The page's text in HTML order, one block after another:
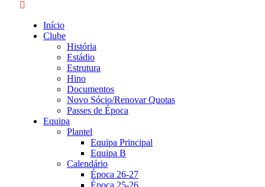
Início
Clube
História
Estádio
Estrutura
Hino
Documentos
Novo Sócio/Renovar Quotas
Passes de Época
Equipa
Plantel
Equipa Principal
Equipa B
Calendário
Época 26-27
Época 25-26